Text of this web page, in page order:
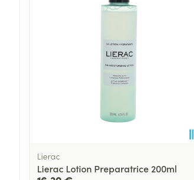
Lierac
Lierac Lotion Preparatrice 200ml